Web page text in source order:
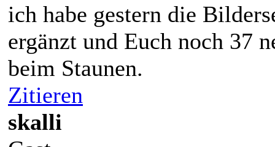
ich habe gestern die
ergänzt und Euch noch 37
beim Staunen.
Zitieren
skalli